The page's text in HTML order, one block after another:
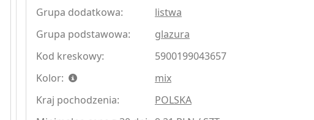
Grupa dodatkowa:
listwa
Grupa podstawowa:
glazura
Kod kreskowy:
5900199043657
Kolor:
mix
Kraj pochodzenia:
POLSKA